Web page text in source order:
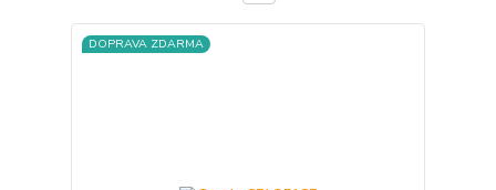
DOPRAVA ZDARMA